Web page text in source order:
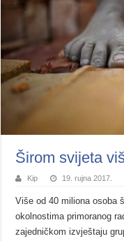
Širom svijeta
Kip 19. rujna 2017.
Više od 40 miliona osoba
okolnostima primoranog
zajedničkom izvještaju